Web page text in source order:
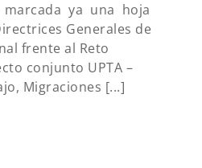
ya una hoja
Generales de
frente al Reto
conjunto UPTA –
Migraciones [...]